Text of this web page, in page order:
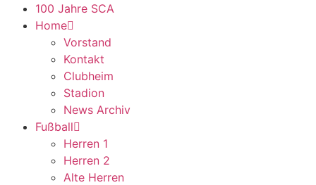
100 Jahre SCA
Home
Vorstand
Kontakt
Clubheim
Stadion
News Archiv
Fußball
Herren 1
Herren 2
Alte Herren